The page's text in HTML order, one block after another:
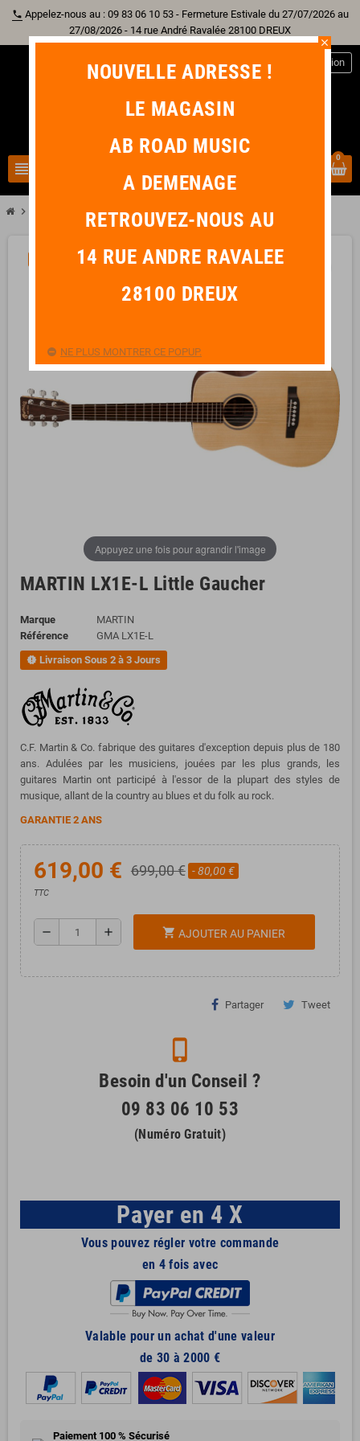
phone Appelez-nous au : 09 83 06 10 53 - Fermeture Estivale du 27/07/2026 au
27/08/2026 - 14 rue André Ravalée 28100 DREUX
view_headline
Connexion
0
chevron_right MARTIN LX1E-L Little Gaucher
Appuyez une fois pour agrandir l'image
MARTIN LX1E-L Little Gaucher
Marque
MARTIN
Référence
GMA LX1E-L
new_releases Livraison Sous 2 à 3 Jours
C.F. Martin & Co. fabrique des guitares d'exception depuis plus de 180
ans. Adulées par les musiciens, jouées par les plus grands, les
guitares Martin ont participé à l'essor de la plupart des styles de
musique, allant de la country au blues et du folk au rock.
GARANTIE 2 ANS
619,00 € 699,00 € - 80,00 €
TTC
remove add shopping_cart AJOUTER AU PANIER
Partager Tweet
phone_iphone
Besoin d'un Conseil ?
09 83 06 10 53
(Numéro Gratuit)
Payer en 4 X
Vous pouvez régler votre commande
en 4 fois avec
Valable pour un achat d'une valeur
de 30 à 2000 €
Paiement 100 % Sécurisé
close
NOUVELLE ADRESSE !
LE MAGASIN
AB ROAD MUSIC
A DEMENAGE
RETROUVEZ-NOUS AU
14 RUE ANDRE RAVALEE
28100 DREUX
NE PLUS MONTRER CE POPUP.